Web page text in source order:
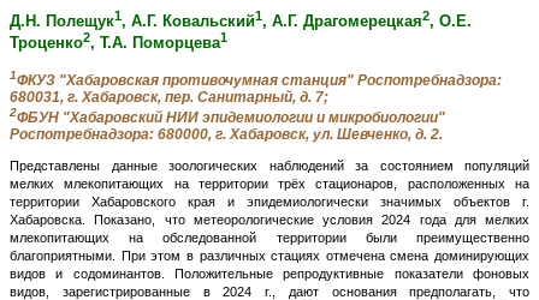
Д.Н. Полещук1, А.Г. Ковальский1, А.Г. Драгомерецкая2, О.Е.
Троценко2, Т.А. Поморцева1
1ФКУЗ "Хабаровская противочумная станция" Роспотребнадзора:
680031, г. Хабаровск, пер. Санитарный, д. 7;
2ФБУН "Хабаровский НИИ эпидемиологии и микробиологии"
Роспотребнадзора: 680000, г. Хабаровск, ул. Шевченко, д. 2.
Представлены данные зоологических наблюдений за состоянием популяций
мелких млекопитающих на территории трёх стационаров, расположенных на
территории Хабаровского края и эпидемиологически значимых объектов г.
Хабаровска. Показано, что метеорологические условия 2024 года для мелких
млекопитающих на обследованной территории были преимущественно
благоприятными. При этом в различных стациях отмечена смена доминирующих
видов и содоминантов. Положительные репродуктивные показатели фоновых
видов, зарегистрированные в 2024 г., дают основания предполагать, что